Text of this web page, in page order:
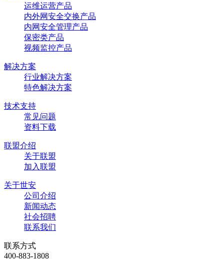
运维运营产品
内外网安全交换产品
内网安全管理产品
保密类产品
视频监控产品
解决方案
行业解决方案
特色解决方案
技术支持
常见问题
资料下载
联盟介绍
关于联盟
加入联盟
关于世安
公司介绍
新闻动态
社会招聘
联系我们
联系方式
400-883-1808